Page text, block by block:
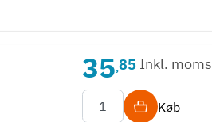
35,85 Inkl. moms
Køb